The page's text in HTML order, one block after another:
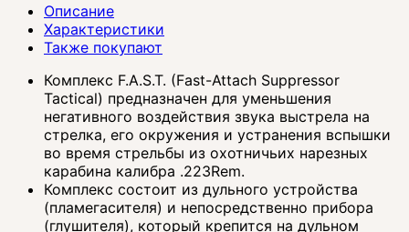
Описание
Характеристики
Также покупают
Комплекс F.A.S.T. (Fast-Attach Suppressor
Tactical) предназначен для уменьшения
негативного воздействия звука выстрела на
стрелка, его окружения и устранения вспышки
во время стрельбы из охотничьих нарезных
карабина калибра .223Rem.
Комплекс состоит из дульного устройства
(пламегасителя) и непосредственно прибора
(глушителя), который крепится на дульном